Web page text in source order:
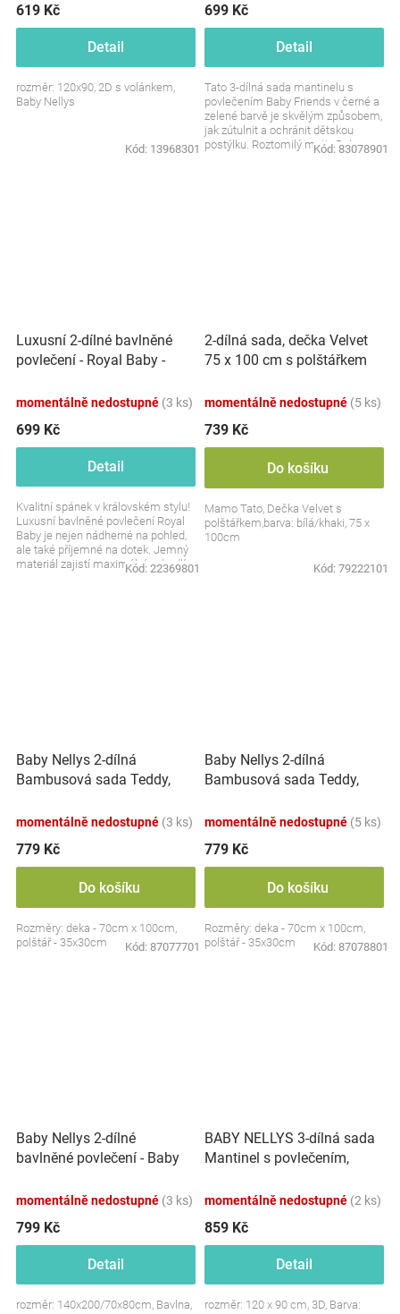
619 Kč
Detail
rozměr: 120x90, 2D s volánkem,
Baby Nellys
Kód: 13968301
699 Kč
Detail
Tato 3-dílná sada mantinelu s
povlečením Baby Friends v černé a
zelené barvě je skvělým způsobem,
jak zútulnit a ochránit dětskou
postýlku. Roztomilý motiv Baby
Kód: 83078901
Luxusní 2-dílné bavlněné
povlečení - Royal Baby -
momentálně nedostupné (3 ks)
699 Kč
Detail
Kvalitní spánek v královském stylu!
Luxusní bavlněné povlečení Royal
Baby je nejen nádherné na pohled,
ale také příjemné na dotek. Jemný
materiál zajistí maximální pohodlí
Kód: 22369801
2-dílná sada, dečka Velvet
75 x 100 cm s polštářkem
momentálně nedostupné (5 ks)
739 Kč
Do košíku
Mamo Tato, Dečka Velvet s
polštářkem,barva: bílá/khaki, 75 x
100cm
Kód: 79222101
Baby Nellys 2-dílná
Bambusová sada Teddy,
cm, Exotic - zelená
momentálně nedostupné (3 ks)
779 Kč
Do košíku
Rozměry: deka - 70cm x 100cm,
polštář - 35x30cm
Kód: 87077701
Baby Nellys 2-dílná
Bambusová sada Teddy,
70x100cm, Plameňák-
momentálně nedostupné (5 ks)
779 Kč
Do košíku
Rozměry: deka - 70cm x 100cm,
polštář - 35x30cm
Kód: 87078801
Baby Nellys 2-dílné
bavlněné povlečení - Baby
momentálně nedostupné (3 ks)
799 Kč
Detail
rozměr: 140x200/70x80cm, Bavlna,
BABY NELLYS 3-dílná sada
Mantinel s povlečením,
momentálně nedostupné (2 ks)
859 Kč
Detail
rozměr: 120 x 90 cm, 3D, Barva: